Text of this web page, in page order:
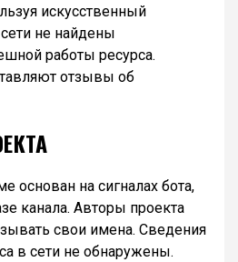
искусственный
не найдены
работы ресурса.
отзывы об
основан на сигналах бота,
канала. Авторы проекта
свои имена. Сведения
в сети не обнаружены.